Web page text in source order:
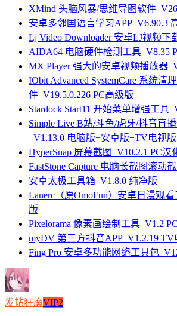
XMind 头脑风暴/思维导图软件
安卓多邻国语言学习APP_V6.90.3
Lj Video Downloader 安卓LJ视频下
AIDA64 电脑硬件检测工具_V8.35
MX Player 强大的安卓视频播放器
IObit Advanced SystemCare 系统清
件_V19.5.0.226 PC高级版
Stardock Start11 开始菜单增强工具
Simple Live B站/斗鱼/虎牙/抖音直
_V1.13.0 电脑版+安卓版+TV电视版
HyperSnap 屏幕截图_V10.2.1 PC汉
FastStone Capture 电脑长截图滚动
安卓太极工具箱_V1.8.0 纯净版
Lanerc（原OmoFun）安卓日漫观
版
Pixelorama 像素画绘制工具_V1.2
myDV 第三方抖音APP_V1.2.19 TV
Fing Pro 安卓多功能网络工具包
发帖狂魔VIP2